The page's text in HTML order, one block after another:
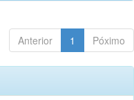
Anterior 1 Póximo